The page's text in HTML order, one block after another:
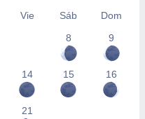
Vie Sáb
Dom
8
9
14 15 16
21